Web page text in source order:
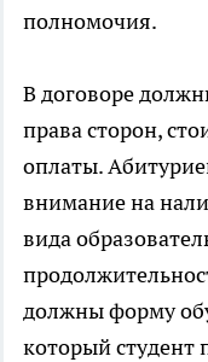
полномочия.
В договоре
права сторон,
оплаты.
внимание на
вида
должны форму
который студент